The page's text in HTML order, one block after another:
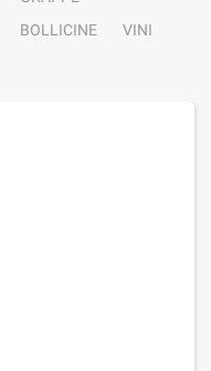
BOLLICINE
VINI